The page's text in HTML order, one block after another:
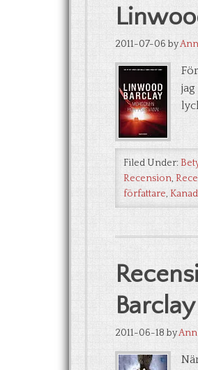
2011-07-06 by
Filed Under:
Recension,
författare,
Barclay
2011-06-18 by